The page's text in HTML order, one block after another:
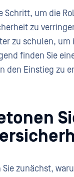
Schritt, um die
zu
zu schulen, um
finden Sie
den Einstieg zu
Sie zunächst,